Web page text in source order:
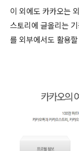
이 외에도 카카오는
스토리에 글올리는
를 외부에서도 활용